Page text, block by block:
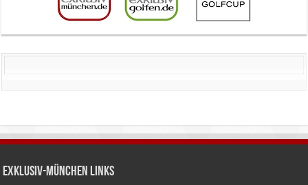
Exklusiv-München Links